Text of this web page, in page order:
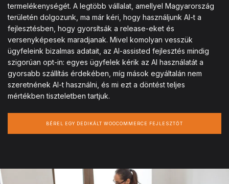
termelékenységét. A legtöbb vállalat, amellyel Magyarország
területén dolgozunk, ma már kéri, hogy használjunk AI-t a
fejlesztésben, hogy gyorsítsák a release-eket és
versenyképesek maradjanak. Mivel komolyan vesszük
ügyfeleink bizalmas adatait, az AI-assisted fejlesztés mindig
szigorúan opt-in: egyes ügyfelek kérik az AI használatát a
gyorsabb szállítás érdekében, míg mások egyáltalán nem
szeretnének AI-t használni, és mi ezt a döntést teljes
mértékben tiszteletben tartjuk.
BÉREL EGY DEDIKÁLT WOOCOMMERCE FEJLESZTŐT